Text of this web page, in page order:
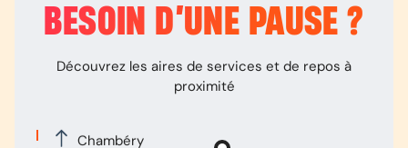
BESOIN D’UNE PAUSE ?
Découvrez les aires de services et de repos à
proximité
Chambéry